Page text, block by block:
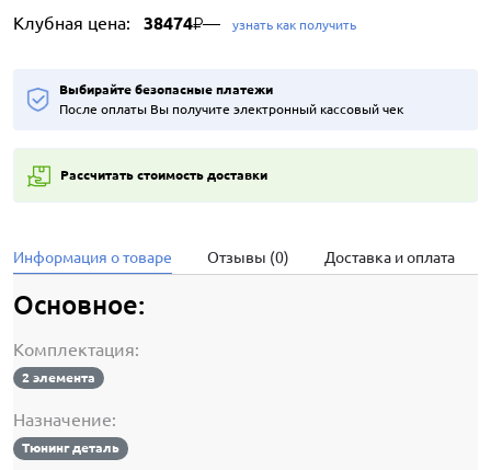
Клубная цена: 38474₽— узнать как получить
Выбирайте безопасные платежи
После оплаты Вы получите электронный кассовый чек
Рассчитать стоимость доставки
Информация о товаре Отзывы (0) Доставка и оплата
Основное:
Комплектация:
2 элемента
Назначение:
Тюнинг деталь